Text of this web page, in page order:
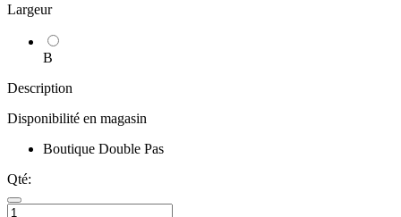
Largeur
B
Description
Disponibilité en magasin
Boutique Double Pas
Qté: